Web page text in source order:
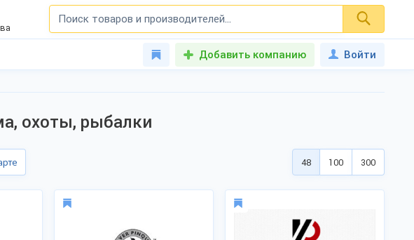
Добавить компанию Войти
охоты, рыбалки
48 100 300